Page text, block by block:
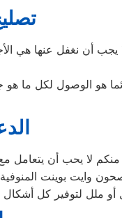
يجب أن نغفل عنها هي
هو الوصول لكل ما
منكم لا يحب أن
وايت بوينت
ملل لتوفير كل أشكال